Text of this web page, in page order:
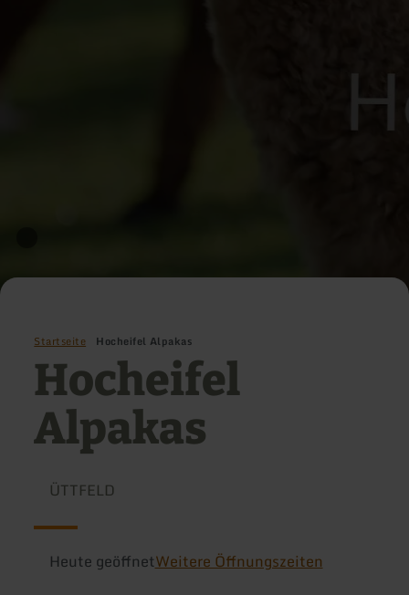
Startseite Hocheifel Alpakas
Hocheifel
Alpakas
ÜTTFELD
Heute geöffnetWeitere Öffnungszeiten